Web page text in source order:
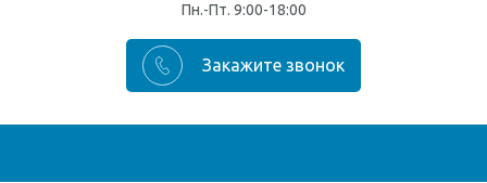
Пн.-Пт. 9:00-18:00